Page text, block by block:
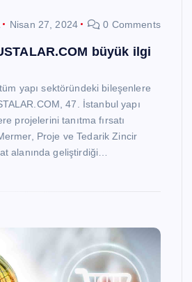
Nisan 27, 2024 0 Comments
büyük ilgi
yapı sektöründeki bileşenlere
47. İstanbul yapı
projelerini tanıtma fırsatı
Proje ve Tedarik Zincir
alanında geliştirdiği…